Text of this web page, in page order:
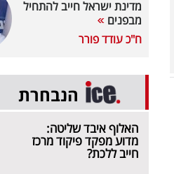
מדינת ישראל חייב להתחיל
מבפנים
ח"כ עודד פורר
הנבחרת
האלוף איבד שליטה:
מדוע מפקד פיקוד מרכז
חייב ללכת?